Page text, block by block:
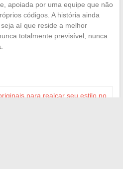
apoiada por uma equipe que não
códigos. A história ainda
aí que reside a melhor
totalmente previsível, nunca
para realçar seu estilo no